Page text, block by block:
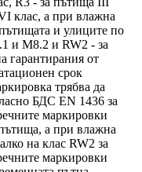
клас, а при влажна
и улиците по
и М8.2 и RW2 - за
гарантирания от
срок
трябва да
БДС EN 1436 за
маркировки
а при влажна
на клас RW2 за
маркировки